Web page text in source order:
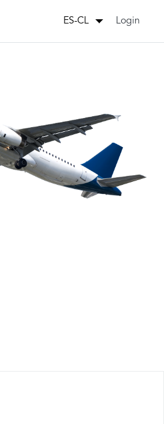
ES-CL Login